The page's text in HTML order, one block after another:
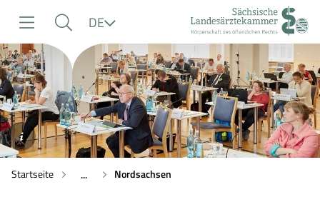
Navigation
Suche
Inhalt
DE
©SLAEK
Startseite ... Nordsachsen